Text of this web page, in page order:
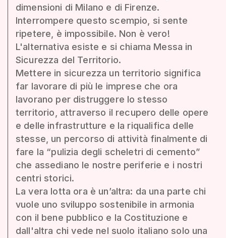
dimensioni di Milano e di Firenze.
Interrompere questo scempio, si sente
ripetere, è impossibile. Non è vero!
L'alternativa esiste e si chiama Messa in
Sicurezza del Territorio.
Mettere in sicurezza un territorio significa
far lavorare di più le imprese che ora
lavorano per distruggere lo stesso
territorio, attraverso il recupero delle opere
e delle infrastrutture e la riqualifica delle
stesse, un percorso di attività finalmente di
fare la “pulizia degli scheletri di cemento”
che assediano le nostre periferie e i nostri
centri storici.
La vera lotta ora è un’altra: da una parte chi
vuole uno sviluppo sostenibile in armonia
con il bene pubblico e la Costituzione e
dall'altra chi vede nel suolo italiano solo una